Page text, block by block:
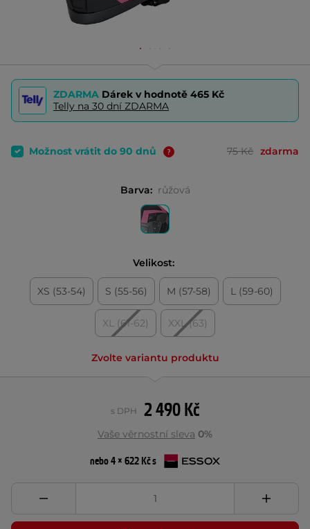
ZDARMA Dárek v hodnotě 465 Kč
Telly na 30 dní ZDARMA
Možnost vrátit do 90 dnů 75 Kč zdarma
Barva: růžová
Velikost:
XS (53-54) S (55-56) M (57-58) L (59-60)
XL (61-62) XXL (63)
Zvolte variantu produktu
2 490 Kč
s DPH
Vaše věrnostní sleva 0%
nebo 4 × 622 Kč s